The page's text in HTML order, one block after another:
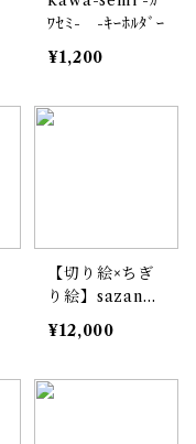
ﾜｾﾐ- -ｷｰﾎﾙﾀﾞｰ
¥1,200
【切り絵×ちぎ
り絵】sazana
mi-inko -ｻｻﾞﾅ
ﾐｲﾝｺ- 原画アー
¥12,000